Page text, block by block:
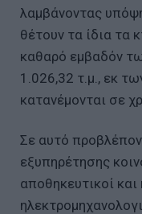
λαμβάνοντας
θέτουν τα ίδια τα
καθαρό εμβαδόν
1.026,32 τ.μ., εκ
κατανέμονται σε
Σε αυτό
εξυπηρέτησης
αποθηκευτικοί